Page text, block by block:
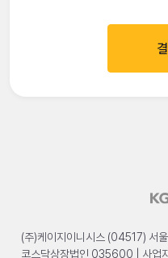
(주)케이지이니시스 (04517) 서
코스닥상장법인 035600 | 사업